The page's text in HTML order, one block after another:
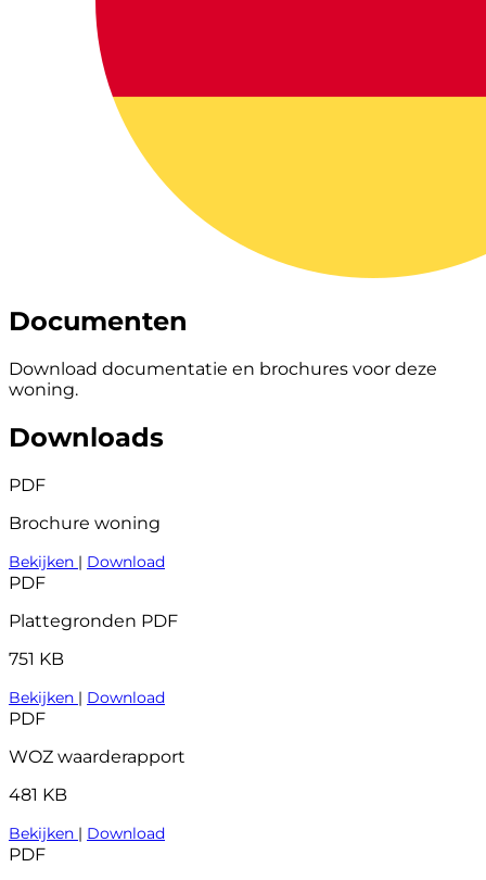
Documenten
Download documentatie en brochures voor deze
woning.
Downloads
PDF
Brochure woning
Bekijken | Download
PDF
Plattegronden PDF
751 KB
Bekijken | Download
PDF
WOZ waarderapport
481 KB
Bekijken | Download
PDF